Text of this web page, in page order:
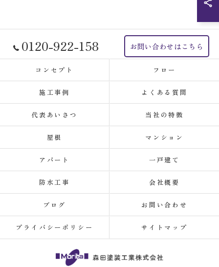
0120-922-158 お問い合わせはこちら
コンセプト フロー
施工事例 よくある質問
代表あいさつ 当社の特徴
屋根 マンション
アパート 一戸建て
防水工事 会社概要
ブログ お問い合わせ
プライバシーポリシー サイトマップ